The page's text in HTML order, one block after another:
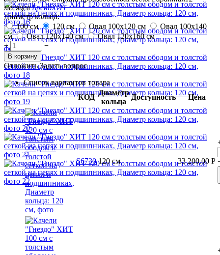
месяцев БрендХИТ
Диаметр кольца:
100 см
120 см Овал 100x120 см
Овал 100x140
см
Овал 120x140 см
Овал 120x160 см
+
−
В корзину
Отложить Задать вопрос
Список вариантов товара
КОД
Диаметр
кольца
Доступность Цена
S6730 120 см 33 200.00 Р